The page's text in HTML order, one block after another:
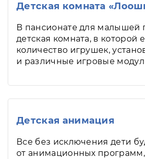
Детская комната
В пансионате для малышей
детская комната, в которой
количество игрушек,
и различные игровые
Детская анимация
Все без исключения дети
от анимационных